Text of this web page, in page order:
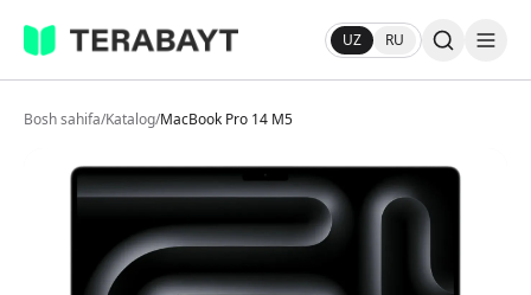
UZ RU
Bosh sahifa/Katalog/MacBook Pro 14 M5